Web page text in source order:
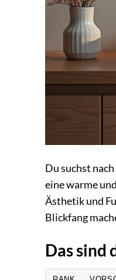
Du suchst
eine warme
Ästhetik und
Blickfang
Das sind